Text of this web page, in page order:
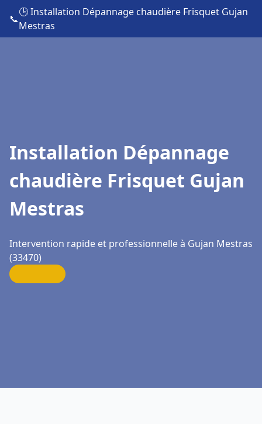
📞
🕒 Installation Dépannage chaudière Frisquet Gujan
Mestras
Installation Dépannage
chaudière Frisquet Gujan
Mestras
Intervention rapide et professionnelle à Gujan Mestras
(33470)